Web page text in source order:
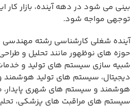
بینی می شود در دهه آینده، بازار کار
توجهی مواجه شود.
آینده شغلی کارشناسی رشته
حوزه های نوظهور مانند تحلیل و
شبیه سازی سیستم های تولید و
هوشمند و سیستم های شهری پایدار،
سیستم های مراقبت های پزشکی،